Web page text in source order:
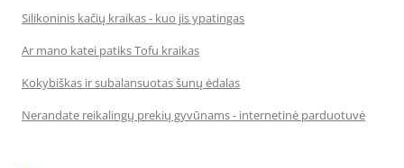
Silikoninis kačių kraikas - kuo jis ypatingas
Ar mano katei patiks Tofu kraikas
Kokybiškas ir subalansuotas šunų ėdalas
Nerandate reikalingų prekių gyvūnams - internetinė parduotuvė